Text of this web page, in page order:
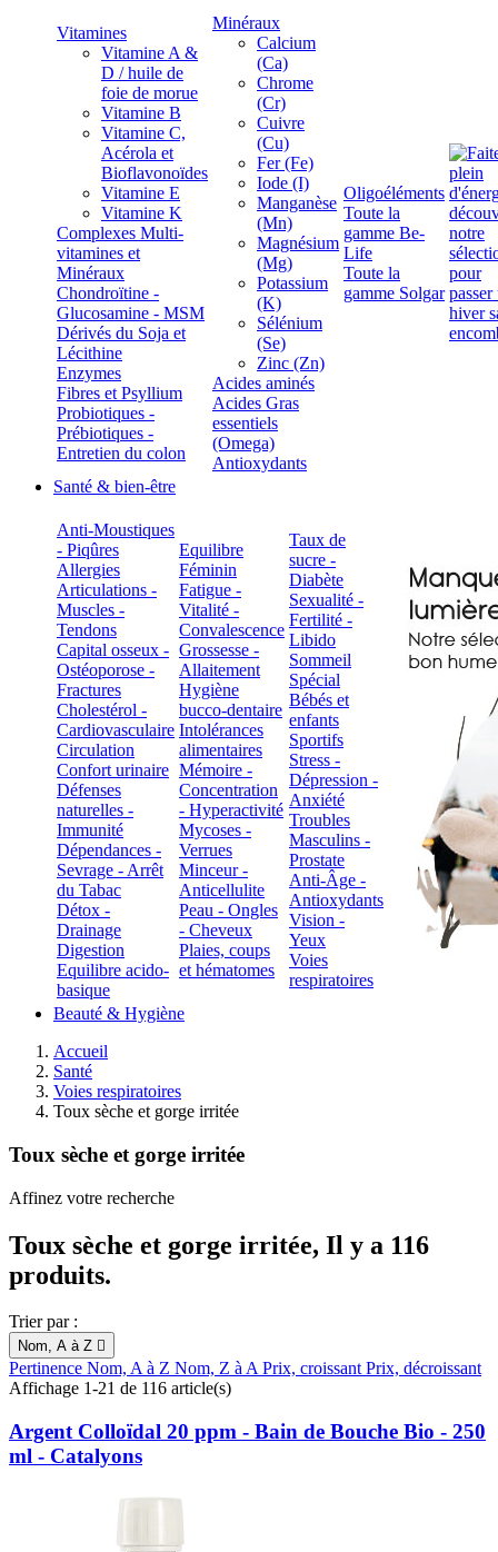
Vitamines
Vitamine A &
D / huile de
foie de morue
Vitamine B
Vitamine C,
Acérola et
Bioflavonoïdes
Vitamine E
Vitamine K
Complexes Multi-
vitamines et
Minéraux
Chondroïtine -
Glucosamine - MSM
Dérivés du Soja et
Lécithine
Enzymes
Fibres et Psyllium
Probiotiques -
Prébiotiques -
Entretien du colon
Minéraux
Calcium
(Ca)
Chrome
(Cr)
Cuivre
(Cu)
Fer (Fe)
Iode (I)
Manganèse
(Mn)
Magnésium
(Mg)
Potassium
(K)
Sélénium
(Se)
Zinc (Zn)
Acides aminés
Acides Gras
essentiels
(Omega)
Antioxydants
Oligoéléments
Toute la
gamme Be-
Life
Toute la
gamme Solgar
Santé & bien-être
Anti-Moustiques
- Piqûres
Allergies
Articulations -
Muscles -
Tendons
Capital osseux -
Ostéoporose -
Fractures
Cholestérol -
Cardiovasculaire
Circulation
Confort urinaire
Défenses
naturelles -
Immunité
Dépendances -
Sevrage - Arrêt
du Tabac
Détox -
Drainage
Digestion
Equilibre acido-
basique
Equilibre
Féminin
Fatigue -
Vitalité -
Convalescence
Grossesse -
Allaitement
Hygiène
bucco-dentaire
Intolérances
alimentaires
Mémoire -
Concentration
- Hyperactivité
Mycoses -
Verrues
Minceur -
Anticellulite
Peau - Ongles
- Cheveux
Plaies, coups
et hématomes
Taux de
sucre -
Diabète
Sexualité -
Fertilité -
Libido
Sommeil
Spécial
Bébés et
enfants
Sportifs
Stress -
Dépression -
Anxiété
Troubles
Masculins -
Prostate
Anti-Âge -
Antioxydants
Vision -
Yeux
Voies
respiratoires
Beauté & Hygiène
Accueil
Santé
Voies respiratoires
Toux sèche et gorge irritée
Toux sèche et gorge irritée
Affinez votre recherche
Toux sèche et gorge irritée, Il y a 116
produits.
Trier par :
Nom, A à Z 
Pertinence Nom, A à Z Nom, Z à APrix, croissantPrix, décroissant
Affichage 1-21 de 116 article(s)
Argent Colloïdal 20 ppm - Bain de Bouche Bio - 250
ml - Catalyons